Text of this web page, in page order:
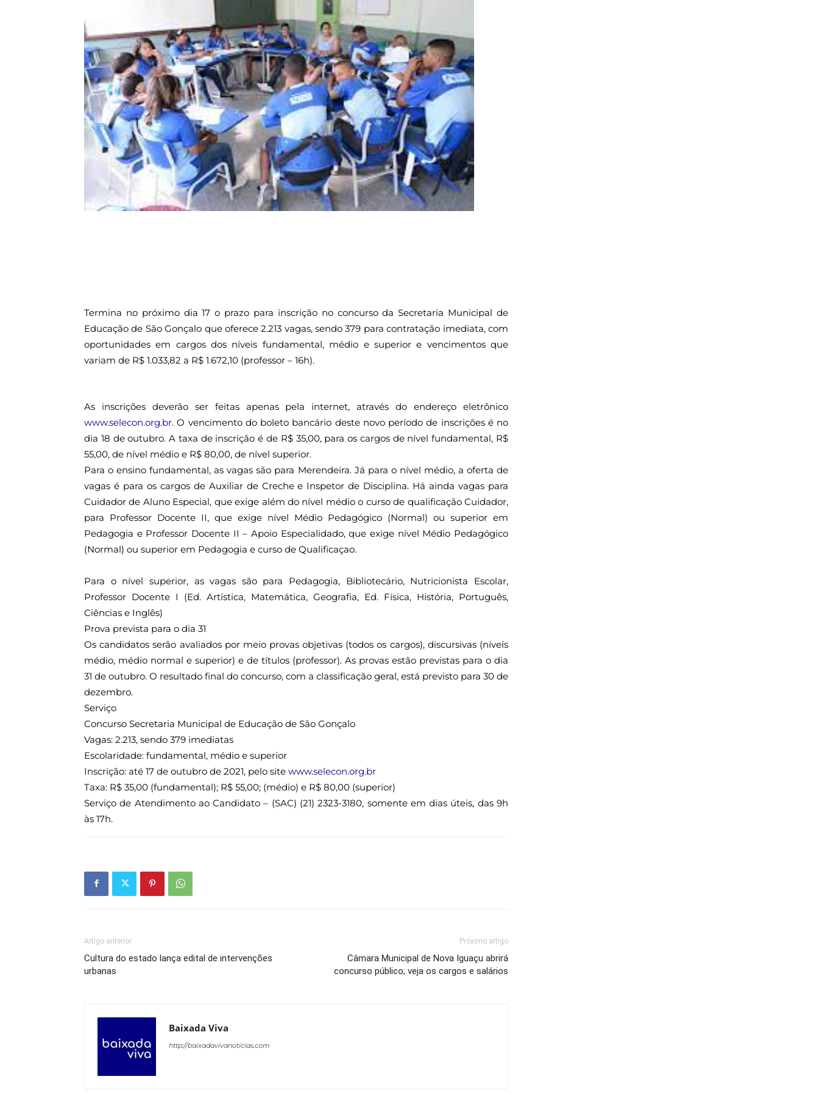
Termina no próximo dia 17 o prazo para inscrição no concurso da Secretaria Municipal de
Educação de São Gonçalo que oferece 2.213 vagas, sendo 379 para contratação imediata, com
oportunidades em cargos dos níveis fundamental, médio e superior e vencimentos que
variam de R$ 1.033,82 a R$ 1.672,10 (professor – 16h).
As inscrições deverão ser feitas apenas pela internet, através do endereço eletrônico
www.selecon.org.br. O vencimento do boleto bancário deste novo período de inscrições é no
dia 18 de outubro. A taxa de inscrição é de R$ 35,00, para os cargos de nível fundamental, R$
55,00, de nível médio e R$ 80,00, de nível superior.
Para o ensino fundamental, as vagas são para Merendeira. Já para o nível médio, a oferta de
vagas é para os cargos de Auxiliar de Creche e Inspetor de Disciplina. Há ainda vagas para
Cuidador de Aluno Especial, que exige além do nível médio o curso de qualificação Cuidador,
para Professor Docente II, que exige nível Médio Pedagógico (Normal) ou superior em
Pedagogia e Professor Docente II – Apoio Especialidado, que exige nível Médio Pedagógico
(Normal) ou superior em Pedagogia e curso de Qualificaçao.
Para o nível superior, as vagas são para Pedagogia, Bibliotecário, Nutricionista Escolar,
Professor Docente I (Ed. Artística, Matemática, Geografia, Ed. Física, História, Português,
Ciências e Inglês)
Prova prevista para o dia 31
Os candidatos serão avaliados por meio provas objetivas (todos os cargos), discursivas (níveis
médio, médio normal e superior) e de títulos (professor). As provas estão previstas para o dia
31 de outubro. O resultado final do concurso, com a classificação geral, está previsto para 30 de
dezembro.
Serviço
Concurso Secretaria Municipal de Educação de São Gonçalo
Vagas: 2.213, sendo 379 imediatas
Escolaridade: fundamental, médio e superior
Inscrição: até 17 de outubro de 2021, pelo site www.selecon.org.br
Taxa: R$ 35,00 (fundamental); R$ 55,00; (médio) e R$ 80,00 (superior)
Serviço de Atendimento ao Candidato – (SAC) (21) 2323-3180, somente em dias úteis, das 9h
às 17h.
Artigo anterior
Cultura do estado lança edital de intervenções
urbanas
Próximo artigo
Câmara Municipal de Nova Iguaçu abrirá
concurso público; veja os cargos e salários
Baixada Viva
http://baixadavivanoticias.com